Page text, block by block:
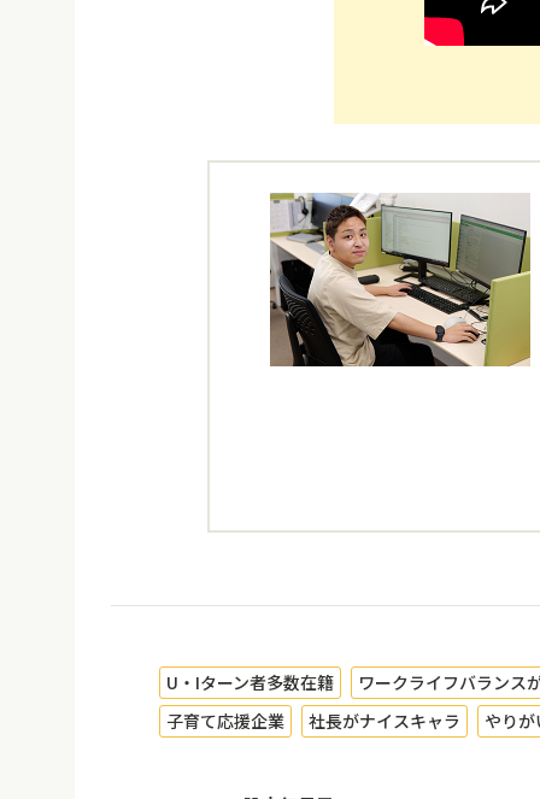
U・Iターン者多数在籍
ワークライフバランス
子育て応援企業
社長がナイスキャラ やり